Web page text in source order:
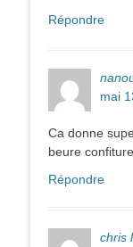
Répondre
mai
Ca donne
beure
Répondre
chris